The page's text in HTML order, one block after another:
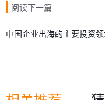
阅读下一篇
中国企业出海的主要投资领